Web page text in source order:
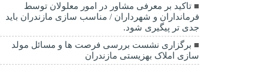
تاکید بر معرفی مشاور در امور معلولان توسط
فرمانداران و شهرداران / مناسب سازی مازندران باید
جدی تر پیگیری شود.
برگزاری نشست بررسی فرصت ها و مسائل مولد
سازی املاک بهزیستی مازندران